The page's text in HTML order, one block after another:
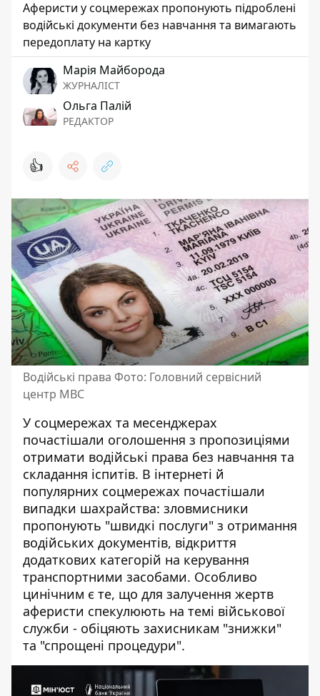
Аферисти у соцмережах пропонують підроблені
водійські документи без навчання та вимагають
передоплату на картку
Марія Майборода
ЖУРНАЛІСТ
Ольга Палій
РЕДАКТОР
👍
Водійські права Фото: Головний сервісний
центр МВС
У соцмережах та месенджерах
почастішали оголошення з пропозиціями
отримати водійські права без навчання та
складання іспитів. В інтернеті й
популярних соцмережах почастішали
випадки шахрайства: зловмисники
пропонують "швидкі послуги" з отримання
водійських документів, відкриття
додаткових категорій на керування
транспортними засобами. Особливо
цинічним є те, що для залучення жертв
аферисти спекулюють на темі військової
служби - обіцяють захисникам "знижки"
та "спрощені процедури".